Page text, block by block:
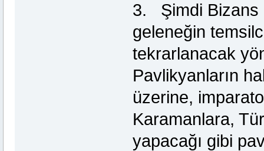
3. Şimdi Bizans
geleneğin
tekrarlanacak
Pavlikyanların
üzerine,
Karamanlara,
yapacağı gibi